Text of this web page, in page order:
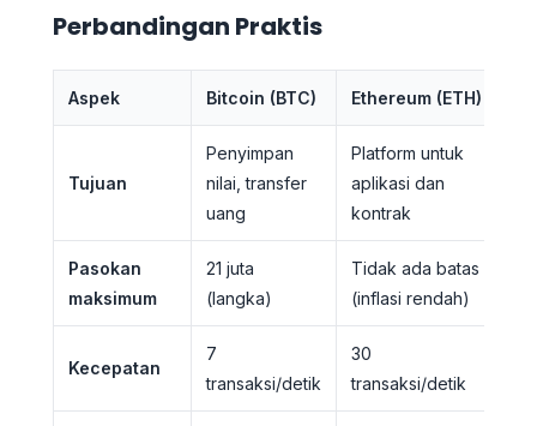
Perbandingan Praktis
Aspek Bitcoin (BTC) Ethereum (ETH)
Tujuan
Penyimpan
nilai, transfer
uang
Platform untuk
aplikasi dan
kontrak
Pasokan
maksimum
21 juta
(langka)
Tidak ada batas
(inflasi rendah)
Kecepatan
7
transaksi/detik
30
transaksi/detik